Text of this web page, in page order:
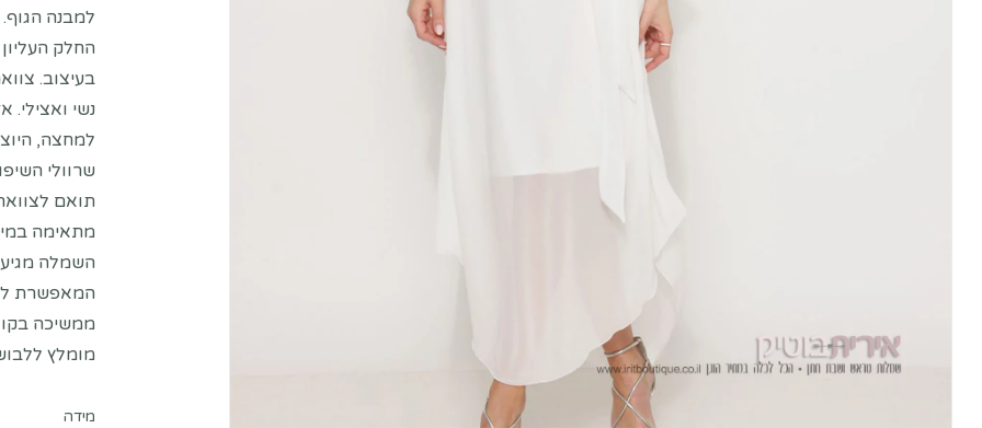
למבנה הגוף.
החלק
בעיצוב.
נשי
למחצה,
שרוולי
תואם
מתאימה
השמלה
המאפשרת
ממשיכה
מומלץ
מידה